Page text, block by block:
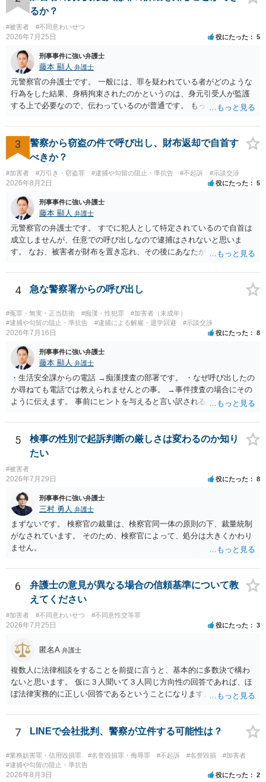
るか？
#被害者 #不同意わいせつ
2026年7月25日 役にたった 5
刑事事件に強い弁護士
藤本 顯人 弁護士
元警察官の弁護士です。 一般には、罪を疑われている者がどのような
行為をした結果、身柄拘束されたのかというのは、身元引受人が監護
する上で必要なので、伝わっているのが普通です。 もっとも、事実関
いたり、省略されていることもありうるかなとは思います。
3
警察から窃盗の件で呼び出し、財布返却で自首す
べきか？
#加害者 #万引き・窃盗罪 #逮捕や勾留の阻止・準抗告 #不起訴 #示談交渉
2026年8月2日 役にたった 5
刑事事件に強い弁護士
藤本 顯人 弁護士
元警察官の弁護士です。 すでに犯人として特定されているので自首は
成立しませんが、任意での呼び出しなので逮捕はされないと思いま
す。 なお、被害者が財布を置き忘れ、その後にあなたがトイレに入
と言い逃れはかなり厳しいものと思います。
4 急な警察署からの呼び出し
#冤罪・無実・正当防衛 #痴漢・性犯罪
#加害者（未成年）
#逮捕や勾留の阻止・準抗告
#逮捕による解雇・退学回避 #示談交渉
2026年7月16日 役にたった 8
刑事事件に強い弁護士
藤本 顯人 弁護士
・生活安全課からの電話 →痴漢捜査の部署です。 ・なぜ呼び出したの
か尋ねても電話では教えられませんとの事。 →事件捜査の場合にその
ように伝えます。 事前にヒントを与えると言い訳されるからです。 ・
たり →やはり痴漢として疑われているのでは。 そもそも痴漢をやって
ないのであれば、何も疑われる筋合いは無いわけですし狼狽える必要
はないですね。
5
検事の性別で起訴判断の厳しさは変わるのか知り
たい
#被害者
2026年7月29日 役にたった 8
刑事事件に強い弁護士
三村 勇人 弁護士
まずないです。 検察官の裁量は、検察官同一体の原則の下、裁量統制
がなされています。 そのため、検察官によって、処分は大きくかわり
ません。
6
弁護士の意見が異なる場合の信頼基準について教
えてください
#加害者 #不同意わいせつ #不同意性交等罪
2026年7月25日 役にたった 3
匿名A 弁護士
複数人に法律相談をすることを前提に言うと、基本的に多数決で構わ
ないと思います。 仮に３人聞いて３人同じ方向性の回答であれば、ほ
ぼ法律実務的に正しい回答であるということになります。 ３人聞いて
２になった場合は、どちらも法律実務的にありえるということであ
り、３人の弁護士の中で、一番相性の良いいざというときに弁護を頼
す。 その３人の中で「逮捕されない」と断言した弁護士には基本的に
委任しないほうがよいと思われます。 そもそも意見が分かれるような
事案で、断言すること自体が不適切であるからです。 ただ、相談者が
7 LINEで会社批判、警察が立件する可能性は？
#業務妨害罪・信用毀損罪 #名誉毀損罪・侮辱罪 #不起訴 #名誉毀損
#加害者
#逮捕や勾留の阻止・準抗告
2026年8月3日 役にたった 2